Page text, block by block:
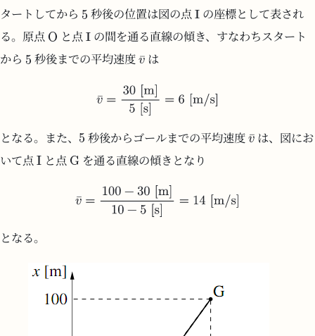
タートしてから
秒後の位置は図の点 の座標として表され
る。原点
と点
の間を通る直線の傾き、すなわちスタート
から
秒後までの平均速度 は
となる。また、 秒後からゴールまでの平均速度
は、図にお
いて点
と点 を通る直線の傾きとなり
となる。